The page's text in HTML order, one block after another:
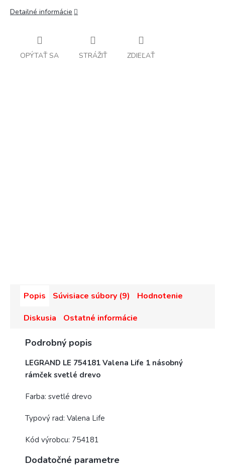
Detailné informácie
OPÝTAŤ SA STRÁŽIŤ ZDIEĽAŤ
Popis Súvisiace súbory (9)
Hodnotenie
Diskusia
Ostatné informácie
Podrobný popis
LEGRAND LE 754181 Valena Life 1 násobný
rámček svetlé drevo
Farba: svetlé drevo
Typový rad: Valena Life
Kód výrobcu: 754181
Dodatočné parametre